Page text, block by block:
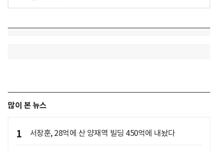
많이 본 뉴스
1 서장훈, 28억에 산 양재역 빌딩 450억에 내놨다